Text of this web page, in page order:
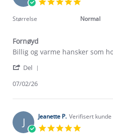
Feb
rating
Størrelse Normal
Fornøyd
Review
Christina
on
Feb
review
Fornøyd
Billig og varme hansker som
Del
Christina
on
7
Feb
07/02/26
J Jeanette P. Verifisert kunde